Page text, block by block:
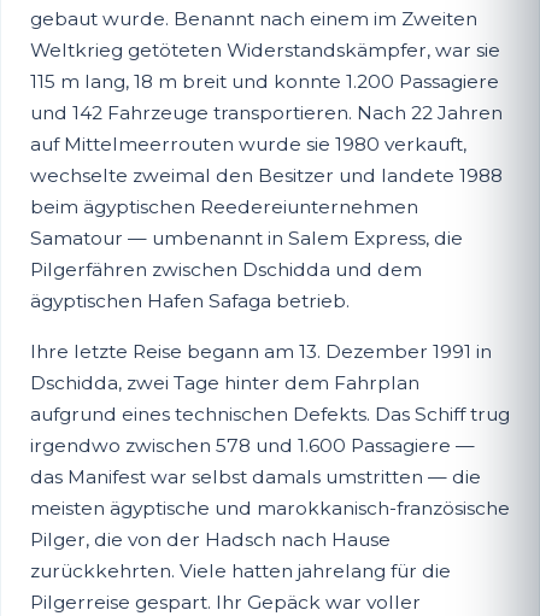
gebaut wurde. Benannt nach einem im Zweiten
Weltkrieg getöteten Widerstandskämpfer, war sie
115 m lang, 18 m breit und konnte 1.200 Passagiere
und 142 Fahrzeuge transportieren. Nach 22 Jahren
auf Mittelmeerrouten wurde sie 1980 verkauft,
wechselte zweimal den Besitzer und landete 1988
beim ägyptischen Reedereiunternehmen
Samatour — umbenannt in Salem Express, die
Pilgerfähren zwischen Dschidda und dem
ägyptischen Hafen Safaga betrieb.
Ihre letzte Reise begann am 13. Dezember 1991 in
Dschidda, zwei Tage hinter dem Fahrplan
aufgrund eines technischen Defekts. Das Schiff trug
irgendwo zwischen 578 und 1.600 Passagiere —
das Manifest war selbst damals umstritten — die
meisten ägyptische und marokkanisch-französische
Pilger, die von der Hadsch nach Hause
zurückkehrten. Viele hatten jahrelang für die
Pilgerreise gespart. Ihr Gepäck war voller